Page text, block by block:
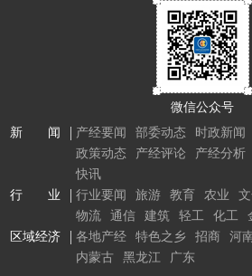
微信公众号
新 闻
产经要闻 部委动态 时政新闻
政策动态
产经评论 产经分析
快讯
行 业
行业要闻 旅游 教育 农业
物流
通信 建筑 轻工 化工
区域经济
各地产经 特色之乡 招商 河
内蒙古
黑龙江 广东